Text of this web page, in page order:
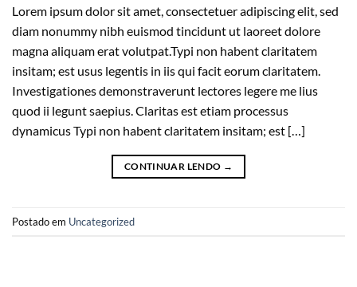
Lorem ipsum dolor sit amet, consectetuer adipiscing elit, sed
diam nonummy nibh euismod tincidunt ut laoreet dolore
magna aliquam erat volutpat.Typi non habent claritatem
insitam; est usus legentis in iis qui facit eorum claritatem.
Investigationes demonstraverunt lectores legere me lius
quod ii legunt saepius. Claritas est etiam processus
dynamicus Typi non habent claritatem insitam; est […]
CONTINUAR LENDO →
Postado em Uncategorized